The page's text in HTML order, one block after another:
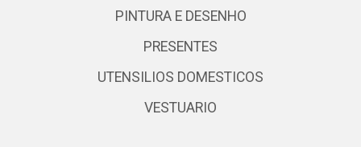
PINTURA E DESENHO
PRESENTES
UTENSILIOS DOMESTICOS
VESTUARIO